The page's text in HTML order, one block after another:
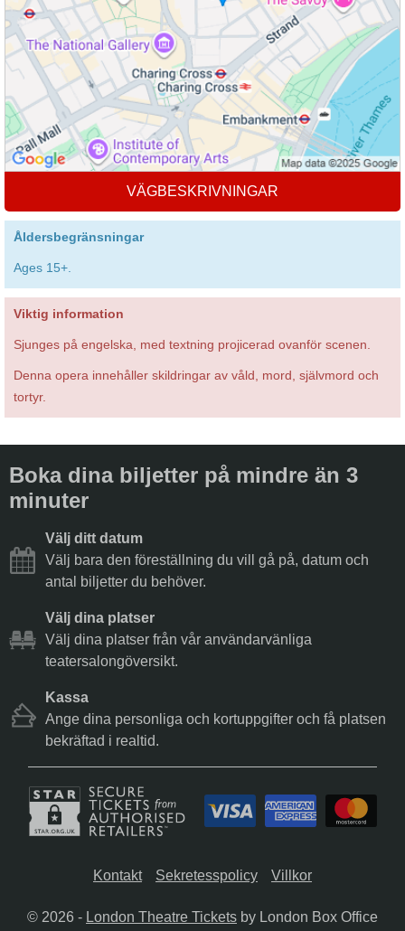
VÄGBESKRIVNINGAR
Åldersbegränsningar
Ages 15+.
Viktig information
Sjunges på engelska, med textning projicerad ovanför scenen.
Denna opera innehåller skildringar av våld, mord, självmord och
tortyr.
Boka dina biljetter på mindre än 3
minuter
Välj ditt datum
Välj bara den föreställning du vill gå på, datum och
antal biljetter du behöver.
Välj dina platser
Välj dina platser från vår användarvänliga
teatersalongöversikt.
Kassa
Ange dina personliga och kortuppgifter och få platsen
bekräftad i realtid.
Kontakt Sekretesspolicy Villkor
© 2026 - London Theatre Tickets by London Box Office